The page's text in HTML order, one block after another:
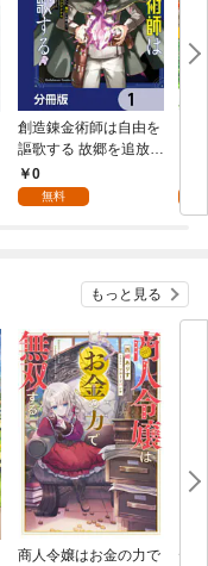
創造錬金術師は自由を
謳歌する 故郷を追放さ
れたら、魔王のお膝元
で超絶効果のマジック
0
無料
話】
もっと見る
商人令嬢はお金の力で
デ